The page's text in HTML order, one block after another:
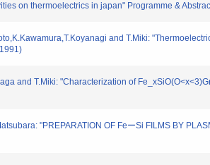
on thermoelectrics in japan" Programme &
and T.Miki:
and T.Miki: "Characterization of
"PREPARATION OF FeーSi FILMS BY